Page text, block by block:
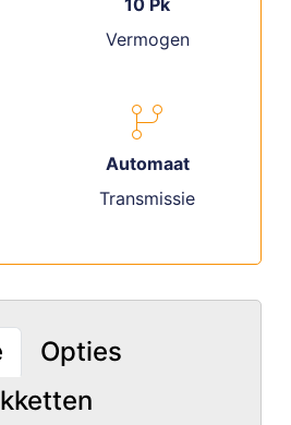
Vermogen
Automaat
Transmissie
Opties